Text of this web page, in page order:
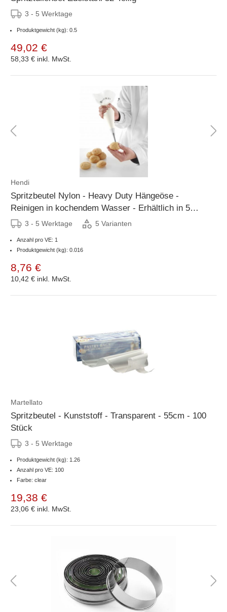
3 - 5 Werktage
Produktgewicht (kg): 0.5
49,02 €
58,33 € inkl. MwSt.
Hendi
Spritzbeutel Nylon - Heavy Duty Hängeöse -
Reinigen in kochendem Wasser - Erhältlich in 5
Größen3 - 5 Werktage 5 Varianten
Anzahl pro VE: 1
Produktgewicht (kg): 0.016
8,76 €
10,42 € inkl. MwSt.
Martellato
Spritzbeutel - Kunststoff - Transparent - 55cm - 100
Stück
3 - 5 Werktage
Produktgewicht (kg): 1.26
Anzahl pro VE: 100
Farbe: clear
19,38 €
23,06 € inkl. MwSt.